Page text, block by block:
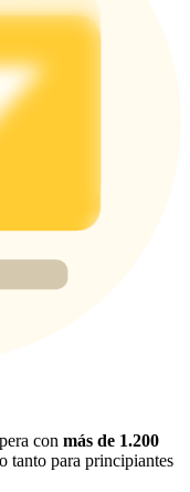
con más de 1.200
tanto para principiantes